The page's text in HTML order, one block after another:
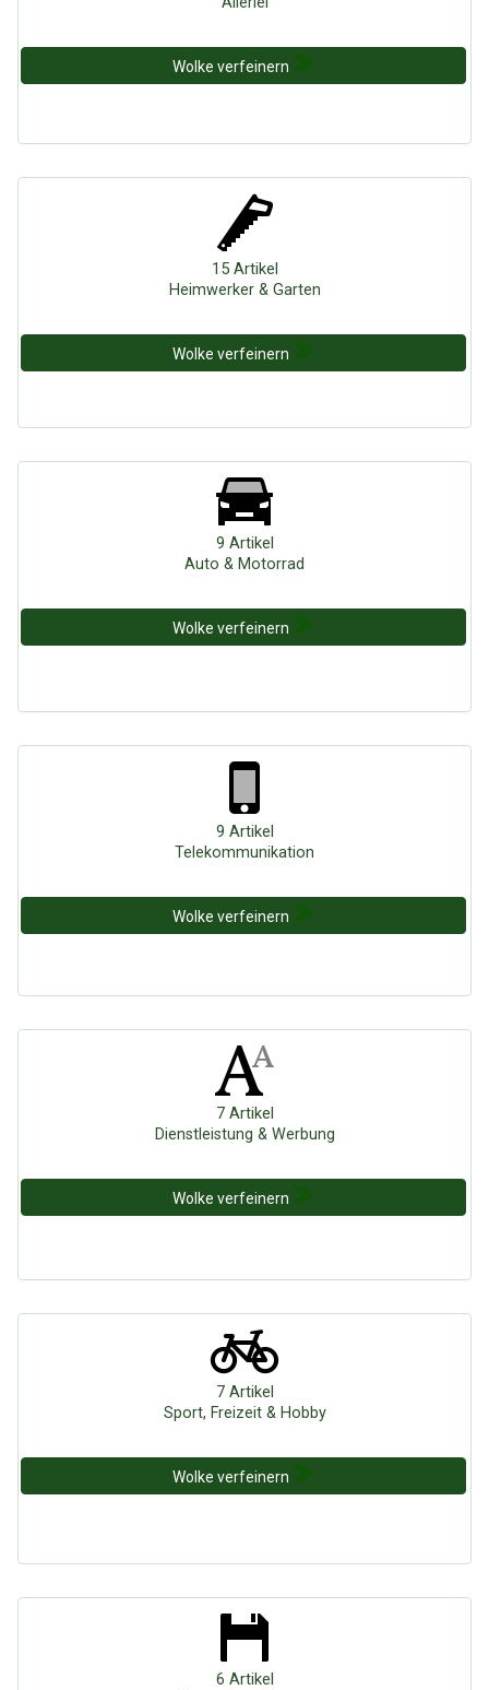
Wolke verfeinern
15 Artikel
Heimwerker & Garten
Wolke verfeinern
9 Artikel
Auto & Motorrad
Wolke verfeinern
9 Artikel
Telekommunikation
Wolke verfeinern
7 Artikel
Dienstleistung & Werbung
Wolke verfeinern
7 Artikel
Sport, Freizeit & Hobby
Wolke verfeinern
6 Artikel